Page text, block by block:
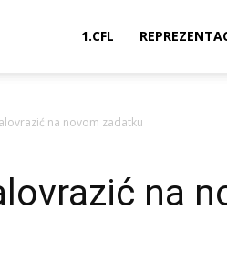
1.CFL
na novom zadatku
na